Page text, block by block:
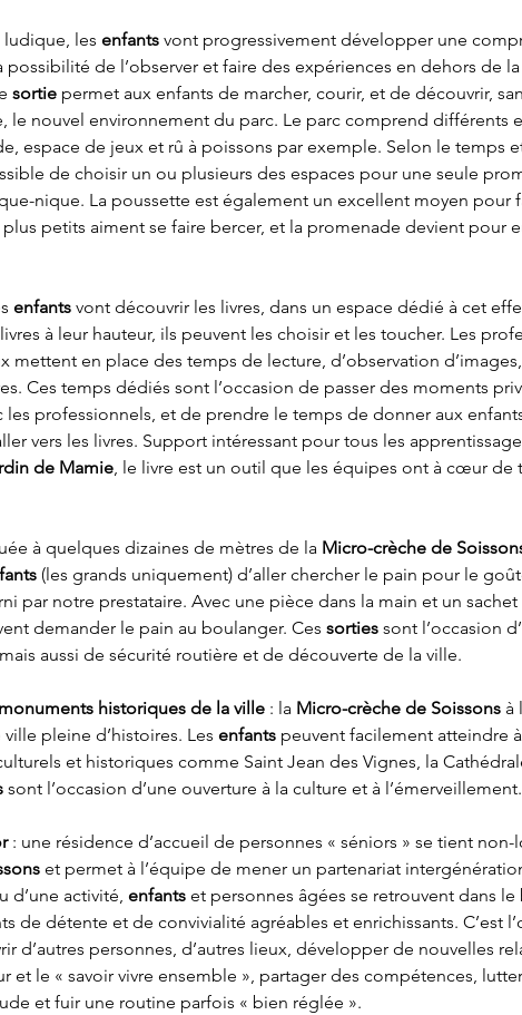
ludique, les enfants vont progressivement développer une
possibilité de l’observer et faire des expériences en dehors de la
sortie permet aux enfants de marcher, courir, et de découvrir,
le nouvel environnement du parc. Le parc comprend différents
espace de jeux et rû à poissons par exemple. Selon le temps
de choisir un ou plusieurs des espaces pour une seule
nique. La poussette est également un excellent moyen pour
plus petits aiment se faire bercer, et la promenade devient pour
enfants vont découvrir les livres, dans un espace dédié à cet
à leur hauteur, ils peuvent les choisir et les toucher. Les
mettent en place des temps de lecture, d’observation
Ces temps dédiés sont l’occasion de passer des moments
les professionnels, et de prendre le temps de donner aux
vers les livres. Support intéressant pour tous les
de Mamie, le livre est un outil que les équipes ont à cœur de
à quelques dizaines de mètres de la Micro-crèche de
(les grands uniquement) d’aller chercher le pain pour le
par notre prestataire. Avec une pièce dans la main et un
demander le pain au boulanger. Ces sorties sont l’occasion
aussi de sécurité routière et de découverte de la ville.
historiques de la ville : la Micro-crèche de Soissons à
pleine d’histoires. Les enfants peuvent facilement atteindre
et historiques comme Saint Jean des Vignes, la
sont l’occasion d’une ouverture à la culture et à l’émerveillement.
: une résidence d’accueil de personnes « séniors » se tient
et permet à l’équipe de mener un partenariat
d’une activité, enfants et personnes âgées se retrouvent dans le
de détente et de convivialité agréables et enrichissants. C’est
d’autres personnes, d’autres lieux, développer de nouvelles
et le « savoir vivre ensemble », partager des compétences,
et fuir une routine parfois « bien réglée ».